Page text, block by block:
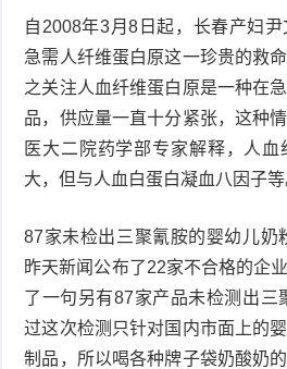
自2008年3月8日起，长春产妇尹
急需人纤维蛋白原这一珍贵的救
之关注人血纤维蛋白原是一种在
品，供应量一直十分紧张，这种
医大二院药学部专家解释，人
大，但与人血白蛋白凝血八因子等
87家未检出三聚氰胺的婴幼儿奶
昨天新闻公布了22家不合格的企
了一句另有87家产品未检测出三
过这次检测只针对国内市面上的
制品，所以喝各种牌子袋奶酸奶